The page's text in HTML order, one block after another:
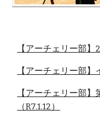
【アーチェリー部
【アーチェリー部】
【アーチェリー部
（R7.1.12）